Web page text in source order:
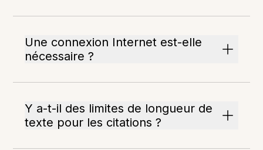
Une connexion Internet est-elle
nécessaire ?
Y a-t-il des limites de longueur de
texte pour les citations ?